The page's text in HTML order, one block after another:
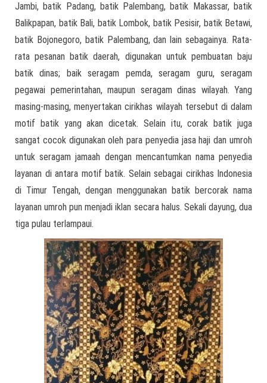
Jambi, batik Padang, batik Palembang, batik Makassar, batik
Balikpapan, batik Bali, batik Lombok, batik Pesisir, batik Betawi,
batik Bojonegoro, batik Palembang, dan lain sebagainya. Rata-
rata pesanan batik daerah, digunakan untuk pembuatan baju
batik dinas; baik seragam pemda, seragam guru, seragam
pegawai pemerintahan, maupun seragam dinas wilayah. Yang
masing-masing, menyertakan cirikhas wilayah tersebut di dalam
motif batik yang akan dicetak. Selain itu, corak batik juga
sangat cocok digunakan oleh para penyedia jasa haji dan umroh
untuk seragam jamaah dengan mencantumkan nama penyedia
layanan di antara motif batik. Selain sebagai cirikhas Indonesia
di Timur Tengah, dengan menggunakan batik bercorak nama
layanan umroh pun menjadi iklan secara halus. Sekali dayung, dua
tiga pulau terlampaui.